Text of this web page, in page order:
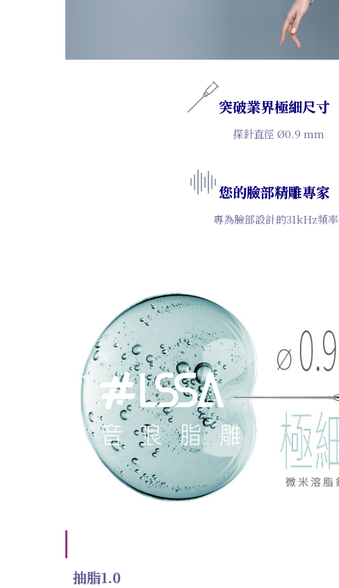
突破業界極細尺寸
探針直徑 Ø0.9 mm
您的臉部精雕專家
專為臉部設計的31kHz頻率
抽脂1.0